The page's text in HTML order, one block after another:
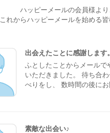
ハッピーメールの会員様より
これからハッピーメールを始める皆
出会えたことに感謝します。
ふとしたことからメールで
いただきました。 待ち合
べりをし、 数時間の後に
の出会い系処女のお話で
素敵な出会い♪